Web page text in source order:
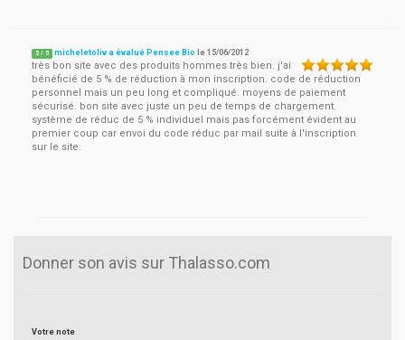
5 / 5 micheletoliv a évalué Pensee Bio le15/06/2012
très bon site avec des produits hommes très bien. j'ai
bénéficié de 5 % de réduction à mon inscription. code de réduction
personnel mais un peu long et compliqué. moyens de paiement
sécurisé. bon site avec juste un peu de temps de chargement.
système de réduc de 5 % individuel mais pas forcément évident au
premier coup car envoi du code réduc par mail suite à l'inscription
sur le site.
Donner son avis sur Thalasso.com
Votre note